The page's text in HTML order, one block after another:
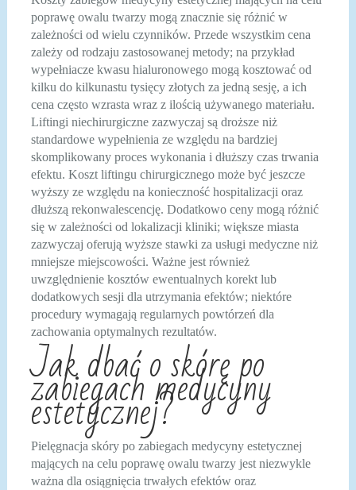
poprawę owalu twarzy mogą znacznie się różnić w
zależności od wielu czynników. Przede wszystkim cena
zależy od rodzaju zastosowanej metody; na przykład
wypełniacze kwasu hialuronowego mogą kosztować od
kilku do kilkunastu tysięcy złotych za jedną sesję, a ich
cena często wzrasta wraz z ilością używanego materiału.
Liftingi niechirurgiczne zazwyczaj są droższe niż
standardowe wypełnienia ze względu na bardziej
skomplikowany proces wykonania i dłuższy czas trwania
efektu. Koszt liftingu chirurgicznego może być jeszcze
wyższy ze względu na konieczność hospitalizacji oraz
dłuższą rekonwalescencję. Dodatkowo ceny mogą różnić
się w zależności od lokalizacji kliniki; większe miasta
zazwyczaj oferują wyższe stawki za usługi medyczne niż
mniejsze miejscowości. Ważne jest również
uwzględnienie kosztów ewentualnych korekt lub
dodatkowych sesji dla utrzymania efektów; niektóre
procedury wymagają regularnych powtórzeń dla
zachowania optymalnych rezultatów.
Jak dbać o skórę po
zabiegach medycyny
estetycznej?
Pielęgnacja skóry po zabiegach medycyny estetycznej
mających na celu poprawę owalu twarzy jest niezwykle
ważna dla osiągnięcia trwałych efektów oraz